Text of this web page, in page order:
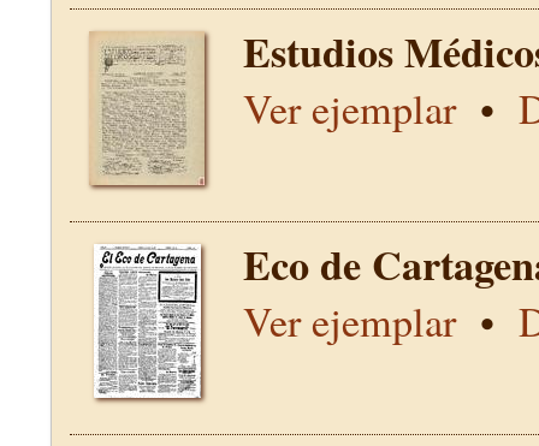
Estudios
Ver ejemplar•
Eco de
Ver ejemplar•